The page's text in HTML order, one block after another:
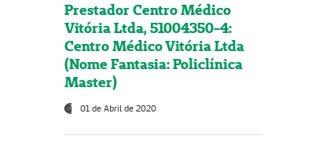
Prestador Centro Médico
Vitória Ltda, 51004350-4:
Centro Médico Vitória Ltda
(Nome Fantasia: Policlínica
Master)
01 de Abril de 2020